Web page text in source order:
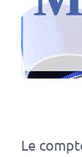
Le